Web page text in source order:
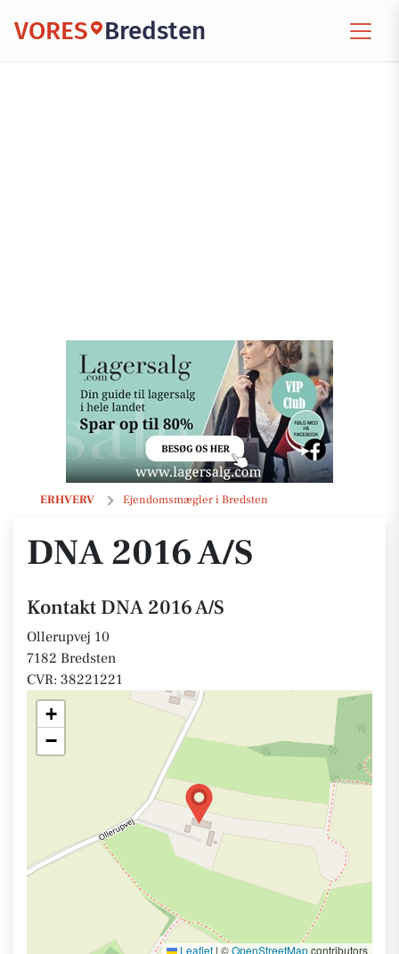
VORES Bredsten
ERHVERV Ejendomsmægler i Bredsten
DNA 2016 A/S
DNA 2016 A/S
Kontakt DNA 2016 A/S
Ollerupvej 10
7182 Bredsten
CVR: 38221221
+
−
Leaflet | ©OpenStreetMapcontributors